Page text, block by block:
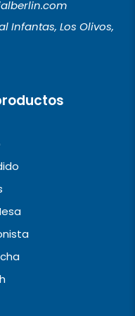
b
e
Infantas, Los Olivos,